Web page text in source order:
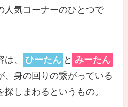
人気コーナーのひとつで
、 ひーたん と みーたん
、身の回りの繋がっている
しまわるというもの。